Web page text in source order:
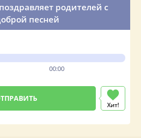
родителей с
песней
00:00
Хит!